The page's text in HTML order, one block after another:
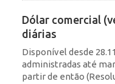
Dólar comercial
diárias
Disponível desde
administradas até
partir de então